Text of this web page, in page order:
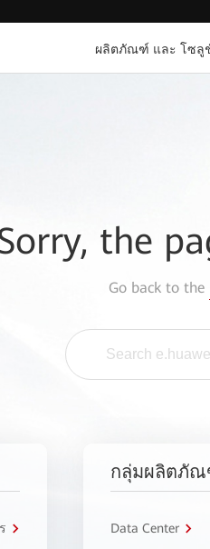
ผลิตภัณฑ์ และ โซลู
the
Go back to the
กลุ่มผลิตภั
Data Center